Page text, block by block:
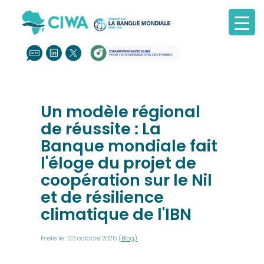
Un modèle régional
de réussite : La
Banque mondiale fait
l'éloge du projet de
coopération sur le Nil
et de résilience
climatique de l'IBN
Posté le : 23 octobre 2025 (Blog)